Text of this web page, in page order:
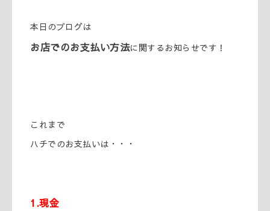
本日のブログは
お店でのお支払い方法に関するお知らせです！
これまで
ハチでのお支払いは・・・
1.現金